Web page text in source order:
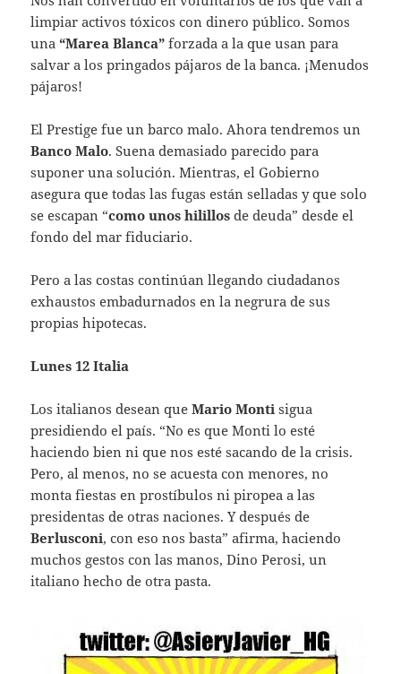
limpiar activos tóxicos con dinero público. Somos
una“Marea Blanca”forzada a la que usan para
salvar a los pringados pájaros de la banca. ¡Menudos
pájaros!
El Prestige fue un barco malo. Ahora tendremos un
Banco Malo. Suena demasiado parecido para
suponer una solución. Mientras, el Gobierno
asegura que todas las fugas están selladas y que solo
se escapan “como unos hilillos de deuda” desde el
fondo del mar fiduciario.
Pero a las costas continúan llegando ciudadanos
exhaustos embadurnados en la negrura de sus
propias hipotecas.
Lunes 12 Italia
Los italianos desean queMario Monti sigua
presidiendo el país. “No es que Monti lo esté
haciendo bien ni que nos esté sacando de la crisis.
Pero, al menos, no se acuesta con menores, no
monta fiestas en prostíbulos ni piropea a las
presidentas de otras naciones. Y después de
Berlusconi, con eso nos basta” afirma, haciendo
muchos gestos con las manos, Dino Perosi, un
italiano hecho de otra pasta.